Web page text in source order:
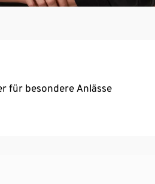
für besondere Anlässe